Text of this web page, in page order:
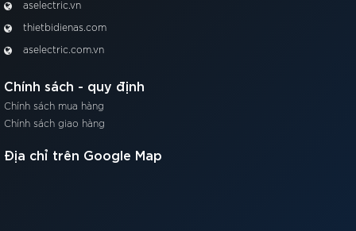
aselectric.vn
thietbidienas.com
aselectric.com.vn
Chính sách - quy định
Chính sách mua hàng
Chính sách giao hàng
Địa chỉ trên Google Map